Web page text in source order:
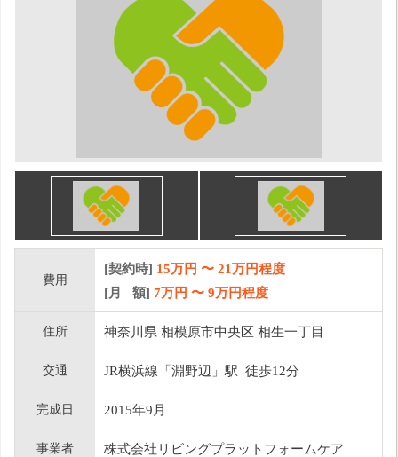
費用
[契約時] 15万円 〜 21万円程度
[月 額] 7万円 〜 9万円程度
住所 神奈川県 相模原市中央区 相生一丁目
交通 JR横浜線「淵野辺」駅 徒歩12分
完成日 2015年9月
事業者 株式会社リビングプラットフォームケア